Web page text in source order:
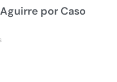
por Caso